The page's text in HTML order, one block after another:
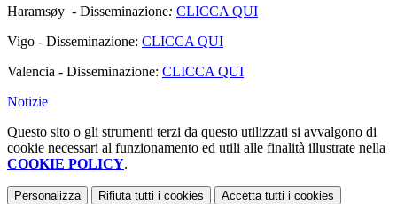
Haramsøy - Disseminazione: CLICCA QUI
Vigo - Disseminazione: CLICCA QUI
Valencia - Disseminazione: CLICCA QUI
Notizie
Questo sito o gli strumenti terzi da questo utilizzati si avvalgono di
cookie necessari al funzionamento ed utili alle finalità illustrate nella
COOKIE POLICY.
Personalizza Rifiuta tutti i cookies Accetta tutti i cookies